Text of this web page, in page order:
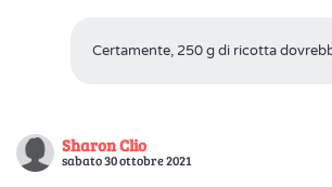
Certamente, 250 g di ricotta
Sharon Clio
sabato 30 ottobre 2021